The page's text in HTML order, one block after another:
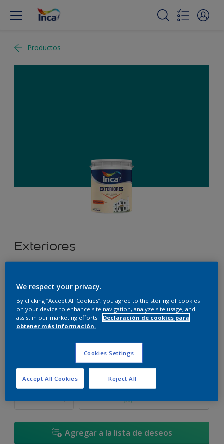
Productos
Exteriores
Cambiar de color
Cantidad Calculadora de pintura
Calcular
Agregar a la lista de deseos
We respect your privacy.
By clicking “Accept All Cookies”, you agree to the storing of cookies
on your device to enhance site navigation, analyze site usage, and
assist in our marketing efforts.
Declaración de cookies para
obtener más información.
Cookies Settings
Reject All
Accept All Cookies